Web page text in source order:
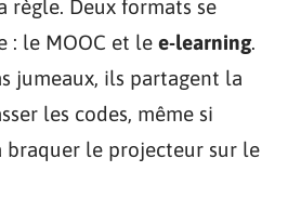
règle. Deux formats se
: le MOOC et le e-learning.
jumeaux, ils partagent la
les codes, même si
braquer le projecteur sur le